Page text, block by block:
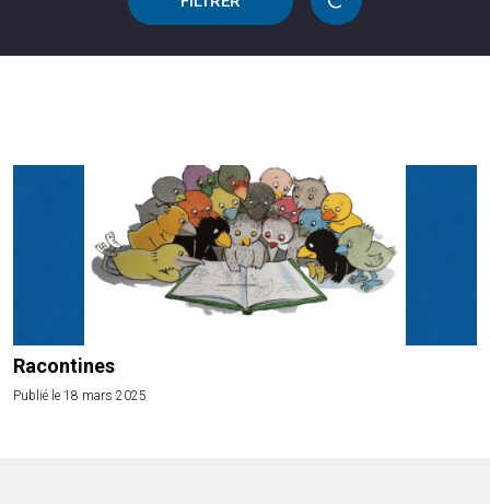
Racontines
Publié le 18 mars 2025